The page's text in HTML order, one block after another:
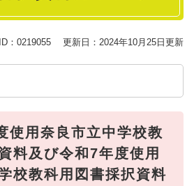
：0219055 更新日：2024年10月25日更新
使用奈良市立中学校教
料及び令和7年度使用
校教科用図書採択資料